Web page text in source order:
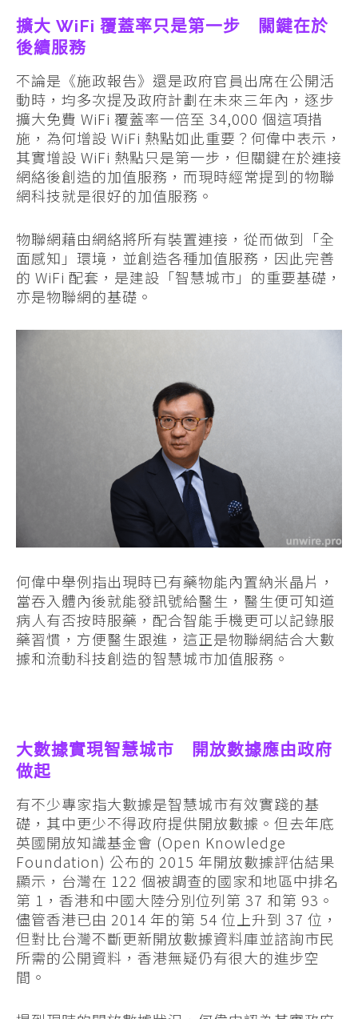
擴大 WiFi 覆蓋率只是第一步 關鍵在於
後續服務
不論是《施政報告》還是政府官員出席在公開活
動時，均多次提及政府計劃在未來三年內，逐步
擴大免費 WiFi 覆蓋率一倍至 34,000 個這項措
施，為何增設 WiFi 熱點如此重要？何偉中表示，
其實增設 WiFi 熱點只是第一步，但關鍵在於連接
網絡後創造的加值服務，而現時經常提到的物聯
網科技就是很好的加值服務。
物聯網藉由網絡將所有裝置連接，從而做到「全
面感知」環境，並創造各種加值服務，因此完善
的 WiFi 配套，是建設「智慧城市」的重要基礎，
亦是物聯網的基礎。
何偉中舉例指出現時已有藥物能內置納米晶片，
當吞入體內後就能發訊號給醫生，醫生便可知道
病人有否按時服藥，配合智能手機更可以記錄服
藥習慣，方便醫生跟進，這正是物聯網結合大數
據和流動科技創造的智慧城市加值服務。
大數據實現智慧城市 開放數據應由政府
做起
有不少專家指大數據是智慧城市有效實踐的基
礎，其中更少不得政府提供開放數據。但去年底
英國開放知識基金會 (Open Knowledge
Foundation) 公布的 2015 年開放數據評估結果
顯示，台灣在 122 個被調查的國家和地區中排名
第 1，香港和中國大陸分別位列第 37 和第 93。
儘管香港已由 2014 年的第 54 位上升到 37 位，
但對比台灣不斷更新開放數據資料庫並諮詢市民
所需的公開資料，香港無疑仍有很大的進步空
間。